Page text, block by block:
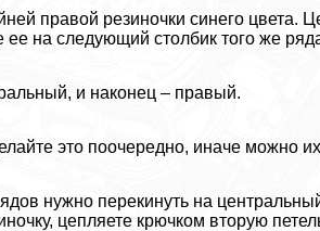
правой резиночки синего цвета.
ее на следующий столбик того же
и наконец – правый.
это поочередно, иначе можно
нужно перекинуть на
цепляете крючком вторую